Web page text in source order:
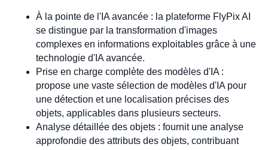
À la pointe de l'IA avancée : la plateforme FlyPix AI
se distingue par la transformation d'images
complexes en informations exploitables grâce à une
technologie d'IA avancée.
Prise en charge complète des modèles d'IA :
propose une vaste sélection de modèles d'IA pour
une détection et une localisation précises des
objets, applicables dans plusieurs secteurs.
Analyse détaillée des objets : fournit une analyse
approfondie des attributs des objets, contribuant